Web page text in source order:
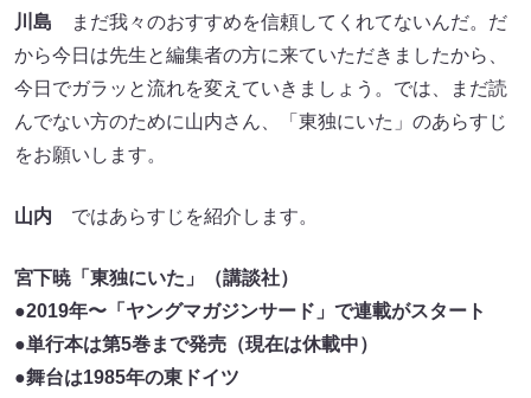
川島 まだ我々のおすすめを信頼してくれてないんだ。だ
から今日は先生と編集者の方に来ていただきましたから、
今日でガラッと流れを変えていきましょう。では、まだ読
んでない方のために山内さん、「東独にいた」のあらすじ
をお願いします。
山内 ではあらすじを紹介します。
宮下暁「東独にいた」（講談社）
●2019年〜「ヤングマガジンサード」で連載がスタート
●単行本は第5巻まで発売（現在は休載中）
●舞台は1985年の東ドイツ